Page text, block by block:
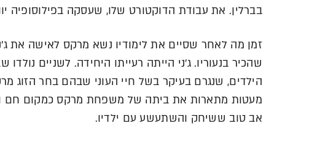
בברלין. את עבודת הדוקטורט שלו, שעסקה בפילוסופיה
זמן מה לאחר שסיים את לימודיו נשא מרקס לאישה את
שהכיר בנעוריו. ג'ני הייתה רעייתו היחידה. לשניים
הילדים, שנגרם בעיקר בשל חיי העוני שבהם בחר הזוג
מעטות מתארות את ביתה של משפחת מרקס כמקום חם
אב טוב ששיחק והשתעשע עם ילדיו.